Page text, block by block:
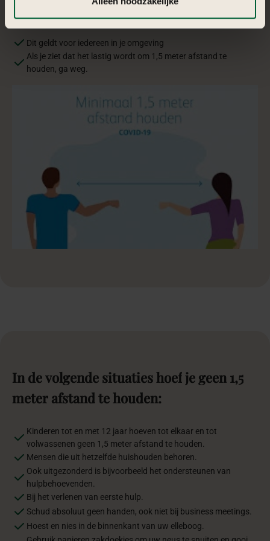
de kleine letters
Dit geldt voor iedereen in je omgeving
Als je ziet dat het lastig wordt om 1,5 meter afstand te
houden, ga weg.
In devolgende situatieshoefje geen 1,5
meter afstandtehouden:
Kinderen tot en met 12 jaar hoeven tot elkaar en tot
volwassenen geen 1,5 meter afstand te houden.
Mensen die uit hetzelfde huishouden behoren.
Ook uitgezonderd is bijvoorbeeld het ondersteunen van
hulpbehoevenden.
Bij het verlenen van eerste hulp.
Schud absoluut geen handen, ook niet bij business meetings.
Hoest en nies in de binnenkant van uw elleboog.